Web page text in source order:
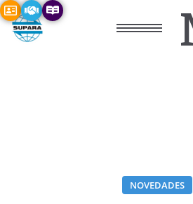
NOVEDADES